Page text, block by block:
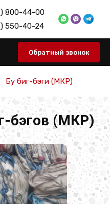
800-44-00
550-40-24
Обратный звонок
Бу биг-бэги (МКР)
бэгов (МКР)